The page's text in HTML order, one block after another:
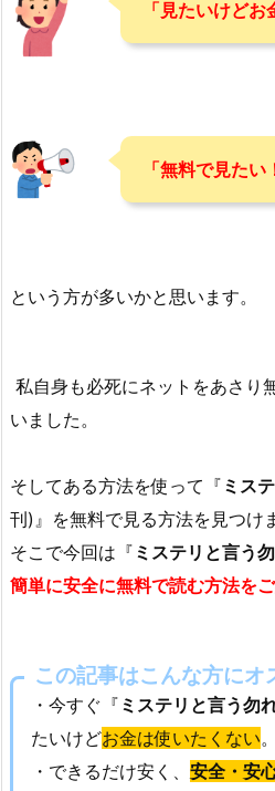
「見たいけどお
「無料で見たい
という方が多いかと思います。
私自身も必死にネットをあさり
いました。
そしてある方法を使って『 ミス
刊)』を無料で見る方法を見つけ
そこで今回は『 ミステリと言う
簡単に安全に無料で読む方法を
この記事はこんな方にオ
・今すぐ『 ミステリと言う勿
たいけどお金は使いたくない。
・できるだけ安く、 安全・安